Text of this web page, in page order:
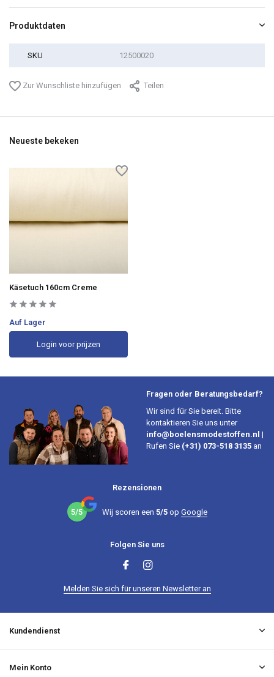
Produktdaten
SKU 12500020
Zur Wunschliste hinzufügen Teilen
Neueste bekeken
Käsetuch 160cm Creme
Auf Lager
Login voor prijzen
Fragen oder Beratungsbedarf?
Wir sind für Sie bereit. Bitte
kontaktieren Sie uns unter
info@boelensmodestoffen.nl |
Rufen Sie (+31) 073-518 3135 an
Rezensionen
5/5 Wij scoren een 5/5op Google
Folgen Sie uns
Melden Sie sich für unseren Newsletter an
Kundendienst
Mein Konto